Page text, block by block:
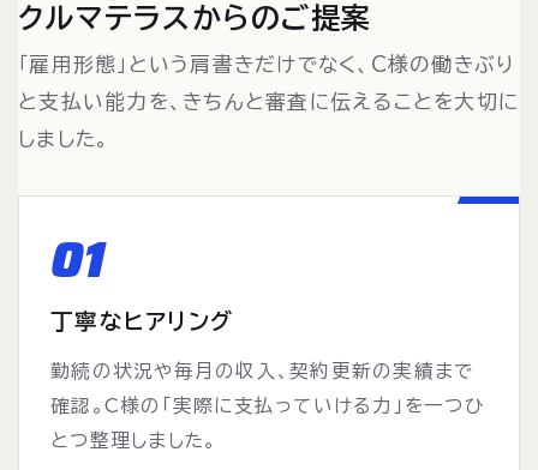
クルマテラスからのご提案
「雇用形態」という肩書きだけでなく、C様の働きぶり
と支払い能力を、きちんと審査に伝えることを大切に
しました。
01
丁寧なヒアリング
勤続の状況や毎月の収入、契約更新の実績まで
確認。C様の「実際に支払っていける力」を一つひ
とつ整理しました。